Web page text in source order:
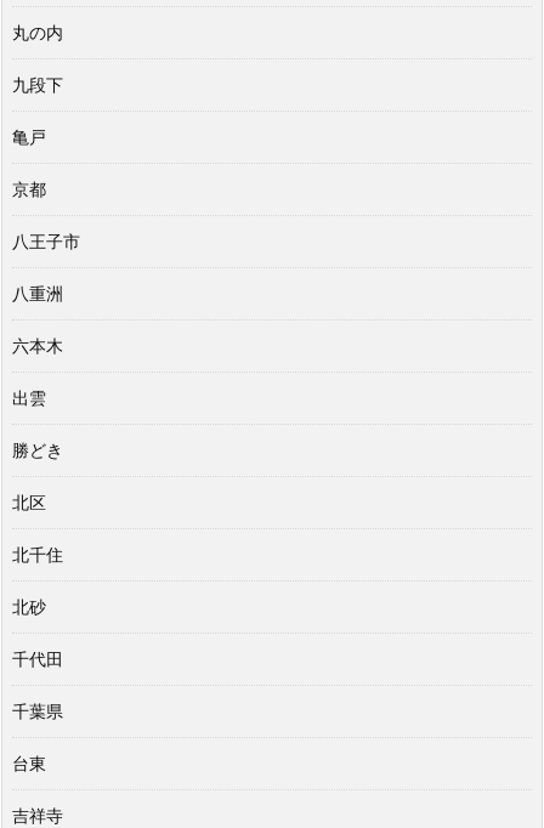
丸の内
九段下
亀戸
京都
八王子市
八重洲
六本木
出雲
勝どき
北区
北千住
北砂
千代田
千葉県
台東
吉祥寺